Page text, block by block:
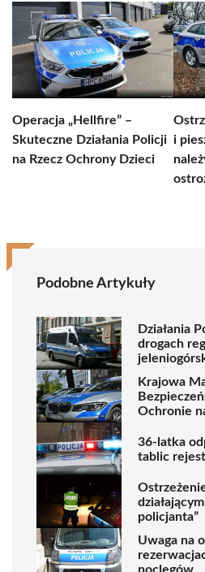
Operacja „Hellfire” –
Skuteczne Działania Policji
na Rzecz Ochrony Dzieci
i
Podobne Artykuły
Działania
drogach
Krajowa
Ochronie
36-latka
tablic
policjanta”
Uwaga na
noclegów